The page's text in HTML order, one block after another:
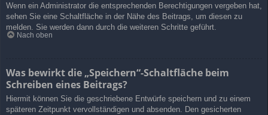
Wenn ein Administrator die entsprechenden Berechtigungen vergeben hat,
sehen Sie eine Schaltfläche in der Nähe des Beitrags, um diesen zu
melden. Sie werden dann durch die weiteren Schritte geführt.
Nach oben
Was bewirkt die „Speichern“-Schaltfläche beim
Schreiben eines Beitrags?
Hiermit können Sie die geschriebene Entwürfe speichern und zu einem
späteren Zeitpunkt vervollständigen und absenden. Den gesicherten